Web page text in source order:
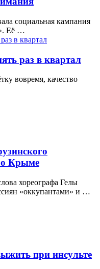
социальная кампания
Её …
раз в квартал
вовремя, качество
о Крыме
хореографа Гелы
«оккупантами» и …
при инсульте